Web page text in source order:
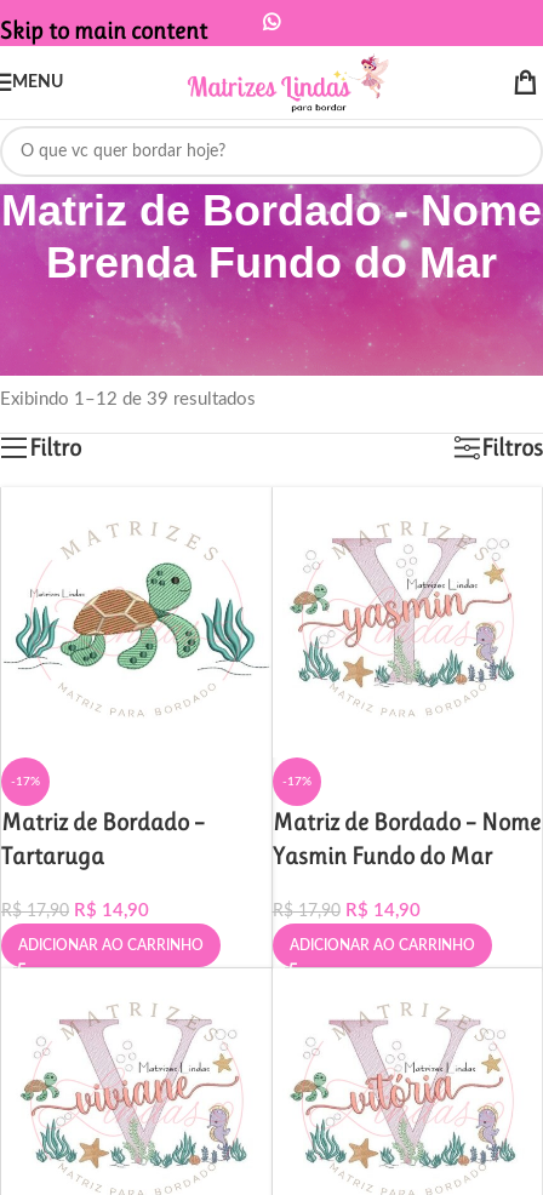
Skip to main content
MENU
Matriz de Bordado - Nome
Brenda Fundo do Mar
Início
Produtos marcados com a tag “Matriz de Bordado - Nome Brenda
Fundo do Mar”
Exibindo 1–12 de 39 resultados
Filtro Filtros
-17%
Matriz de Bordado –
Tartaruga
R$17,90 R$ 14,90
ADICIONAR AO CARRINHO
-17%
Matriz de Bordado – Nome
Yasmin Fundo do Mar
R$17,90 R$ 14,90
ADICIONAR AO CARRINHO